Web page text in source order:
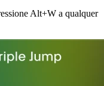
Alt+W a qualquer